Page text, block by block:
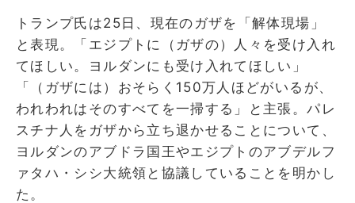
トランプ氏は25日、現在のガザを「解体現場」
と表現。「エジプトに（ガザの）人々を受け入れ
てほしい。ヨルダンにも受け入れてほしい」
「（ガザには）おそらく150万人ほどがいるが、
われわれはそのすべてを一掃する」と主張。パレ
スチナ人をガザから立ち退かせることについて、
ヨルダンのアブドラ国王やエジプトのアブデルフ
ァタハ・シシ大統領と協議していることを明かし
た。